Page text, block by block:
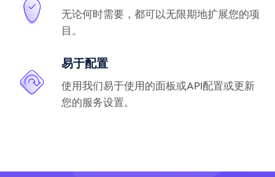
无论何时需要，都可以无限期地扩展您的项
目。
易于配置
使用我们易于使用的面板或API配置或更新
您的服务设置。